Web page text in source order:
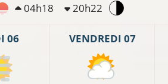
04h18 20h22
06 VENDREDI 07